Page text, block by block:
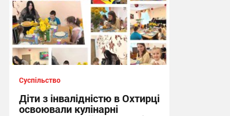
Суспільство
Діти з інвалідністю в Охтирці
освоювали кулінарні